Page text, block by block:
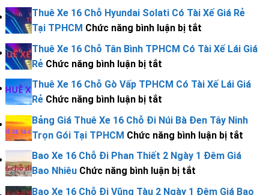
–
Tiên
TPHCM
TRỊ
Uy
Tín
Tại
TPHCM
Tài
Xế
Lái
Giá
Rẻ
Cập
Nhật
Giá
Thuê
Xe
16
Chỗ
1
Chiều
Từ
TPHCM
Đi
Thuê Xe 16 Chỗ Hyundai Solati Có Tài Xế Giá Rẻ
Tại TPHCM Chức năng bình luận bị tắtở
Thuê
Chỗ
Solati
Có
Xế
Rẻ
Thuê Xe 16 Chỗ Tân Bình TPHCM Có Tài Xế Lái Giá
Rẻ Chức năng bình luận bị tắtở
Thuê
Chỗ
Tân
Bình
TPHCM
Thuê Xe 16 Chỗ Gò Vấp TPHCM Có Tài Xế Lái Giá
Rẻ Chức năng bình luận bị tắtở
Thuê
Xe
16
Chỗ
Gò
Vấp
Bảng Giá Thuê Xe 16 Chỗ Đi Núi Bà Đen Tây Ninh
Trọn Gói Tại TPHCM Chức năng bình luận bị tắtở
Bao Xe 16 Chỗ Đi Phan Thiết 2 Ngày 1 Đêm Giá
Bao Nhiêu Chức năng bình luận bị tắtở
Bao
Bao Xe 16 Chỗ Đi Vũng Tàu 2 Ngày 1 Đêm Giá Bao